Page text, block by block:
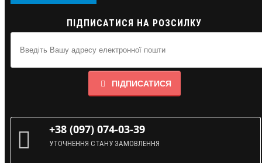
ПІДПИСАТИСЯ НА РОЗСИЛКУ
ПІДПИСАТИСЯ
+38 (097) 074-03-39
УТОЧНЕННЯ СТАНУ ЗАМОВЛЕННЯ